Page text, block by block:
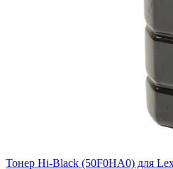
Тонер Hi-Black (50F0HA0) для